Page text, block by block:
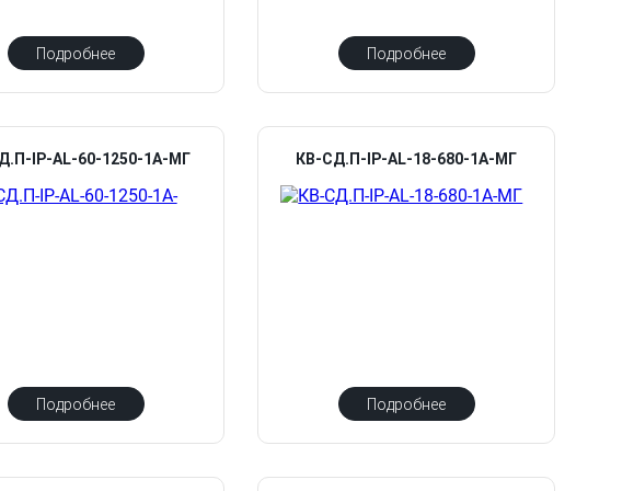
Подробнее Подробнее
IP-AL-60-1250-1А-МГ
Подробнее
КВ-СД.П-IP-AL-18-680-1А-МГ
Подробнее